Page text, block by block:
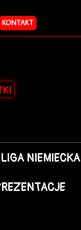
KONTAKT
LIGA NIEMIECKA